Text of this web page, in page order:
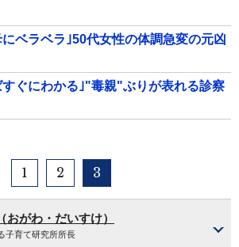
ベラベラ｣50代女性の体調急変の元凶
すぐにわかる｣"毒親"ぶりが表れる診察
1 2 3
おがわ・だいすけ）
子育て研究所所長